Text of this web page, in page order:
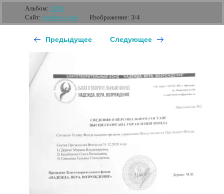
Альбом: 2020
Сайт: fondnvv.com Изображение: 3/4
Предыдущее Следующее